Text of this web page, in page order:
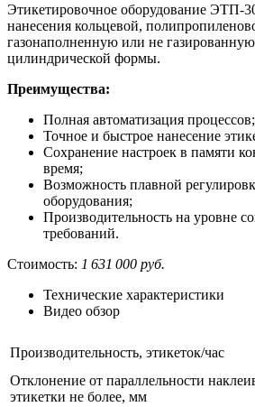
Этикетировочное оборудование ЭТП-
нанесения кольцевой,
газонаполненную или не
цилиндрической формы.
Преимущества:
Полная автоматизация процессов;
Точное и быстрое нанесение
Сохранение настроек в памяти
время;
Возможность плавной
оборудования;
Производительность на уровне
требований.
Стоимость: 1 631 000 руб.
Технические характеристики
Видео обзор
Производительность, этикеток/час
Отклонение от параллельности
этикетки не более, мм